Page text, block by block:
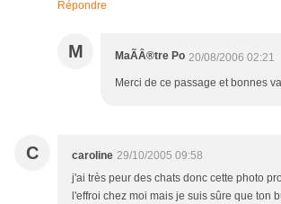
Répondre
M MaÃÂ®tre Po 20/08/2006 02:21
Merci de ce passage et bonnes
C caroline 29/10/2005 09:58
j'ai très peur des chats donc cette photo
l'effroi chez moi mais je suis sûre que ton